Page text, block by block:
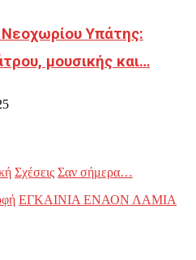
Υπάτης:
μουσικής και…
Σχέσεις Σαν σήμερα…
ΕΓΚΑΙΝΙΑ ΕΝΑΟΝ ΛΑΜΙΑ